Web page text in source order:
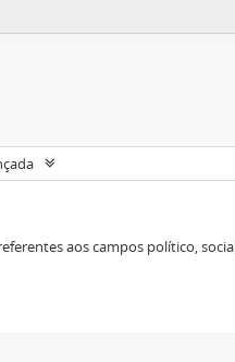
aos campos político,